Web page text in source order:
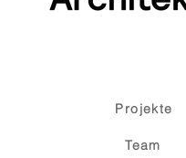
Projekte
Team